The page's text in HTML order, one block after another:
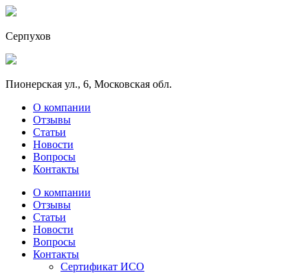
Серпухов
Пионерская ул., 6, Московская обл.
О компании
Отзывы
Статьи
Новости
Вопросы
Контакты
О компании
Отзывы
Статьи
Новости
Вопросы
Контакты
Сертификат ИСО